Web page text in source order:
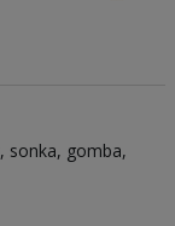
sonka gomba